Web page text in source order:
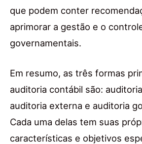
que podem conter
aprimorar a gestão e o
governamentais.
Em resumo, as três formas
auditoria contábil são:
auditoria externa e auditoria
Cada uma delas tem suas
características e objetivos